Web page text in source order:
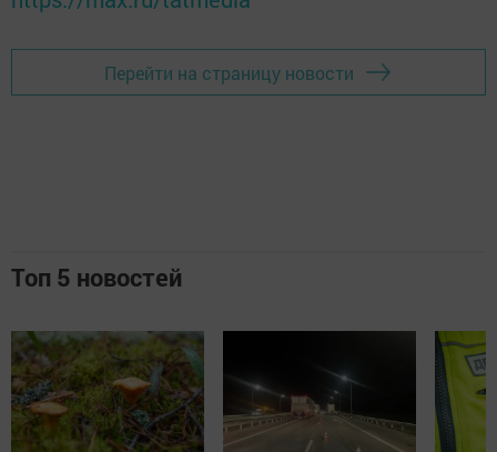
Перейти на страницу новости
Топ 5 новостей